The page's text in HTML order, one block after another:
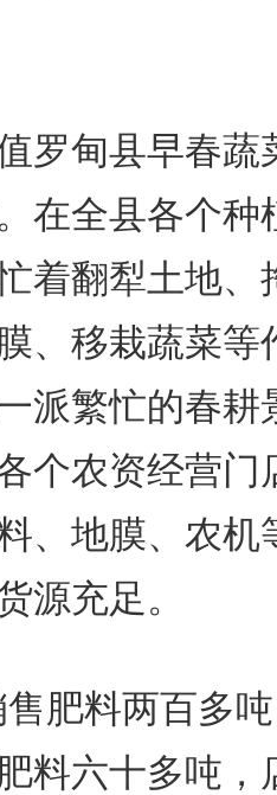
甸县早春蔬
在全县各个种
着翻犁土地、
、移栽蔬菜等
派繁忙的春耕
个农资经营门
、地膜、农机
源充足。
肥料两百多吨
料六十多吨，